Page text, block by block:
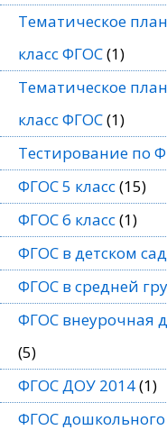
Тематическое
класс ФГОС(1)
Тематическое
класс ФГОС(1)
Тестирование по
ФГОС 5 класс(15)
ФГОС 6 класс(1)
ФГОС в детском
ФГОС в средней
ФГОС внеурочная
(5)
ФГОС ДОУ 2014(1)
ФГОС